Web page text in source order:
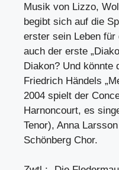
Musik von Lizzo,
begibt sich auf die
erster sein Leben für
auch der erste
Diakon? Und könnte
Friedrich Händels
2004 spielt der
Harnoncourt, es
Tenor), Anna
Schönberg Chor.